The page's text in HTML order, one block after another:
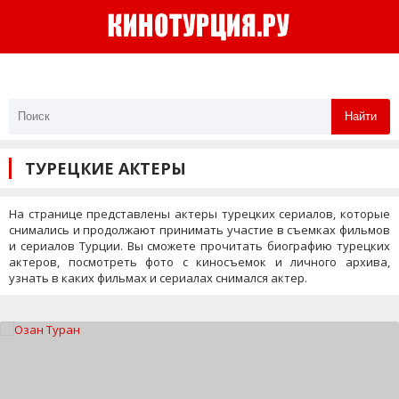
Найти
ТУРЕЦКИЕ АКТЕРЫ
На странице представлены актеры турецких сериалов, которые
снимались и продолжают принимать участие в съемках фильмов
и сериалов Турции. Вы сможете прочитать биографию турецких
актеров, посмотреть фото с киносъемок и личного архива,
узнать в каких фильмах и сериалах снимался актер.